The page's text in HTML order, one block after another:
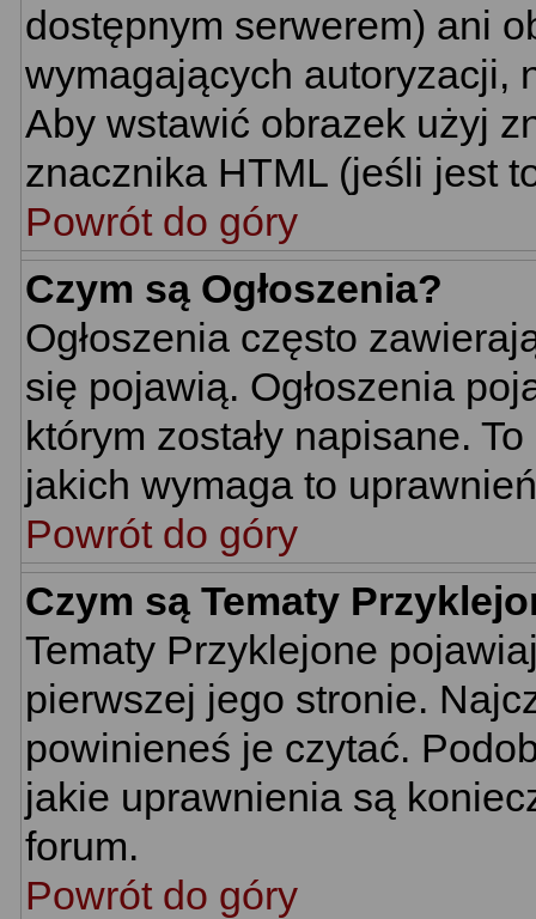
dostępnym serwerem) ani
wymagających autoryzacji,
Aby wstawić obrazek użyj
znacznika HTML (jeśli jest
Powrót do góry
Czym są Ogłoszenia?
Ogłoszenia często
się pojawią. Ogłoszenia
którym zostały napisane.
jakich wymaga to
Powrót do góry
Czym są Tematy
Tematy Przyklejone
pierwszej jego stronie.
powinieneś je czytać.
jakie uprawnienia są
forum.
Powrót do góry